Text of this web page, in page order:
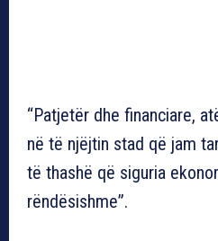
“Patjetër dhe financiare,
në të njëjtin stad që jam
të thashë që siguria
rëndësishme”.